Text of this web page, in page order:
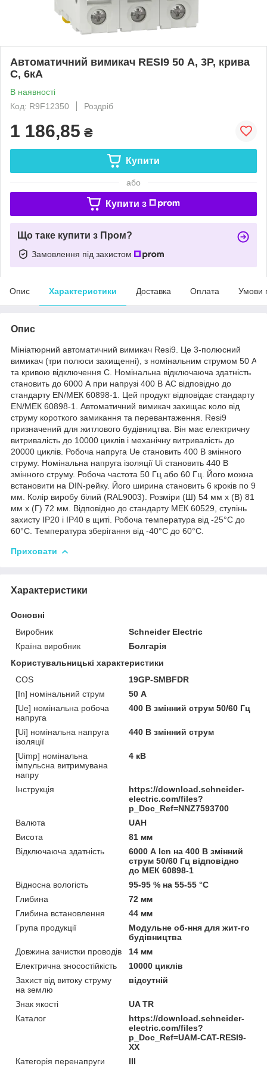
Автоматичний вимикач RESI9 50 А, 3P, крива
С, 6кА
В наявності
Код: R9F12350
Роздріб
1 186,85 ₴
Купити
або
Купити з
Що таке купити з Пром?
Замовлення під захистом
Опис Характеристики Доставка Оплата Умови
Опис
Мініатюрний автоматичний вимикач Resi9. Це 3-полюсний
вимикач (три полюси захищенні), з номінальним струмом 50 A
та кривою відключення С. Номінальна відключаюча здатність
становить до 6000 А при напрузі 400 В АС відповідно до
стандарту EN/МЕК 60898-1. Цей продукт відповідає стандарту
EN/МЕК 60898-1. Автоматичний вимикач захищає коло від
струму короткого замикання та перевантаження. Resi9
призначений для житлового будівництва. Він має електричну
витривалість до 10000 циклів і механічну витривалість до
20000 циклів. Робоча напруга Ue становить 400 В змінного
струму. Номінальна напруга ізоляції Ui становить 440 В
змінного струму. Робоча частота 50 Гц або 60 Гц. Його можна
встановити на DIN-рейку. Його ширина становить 6 кроків по 9
мм. Колір виробу білий (RAL9003). Розміри (Ш) 54 мм х (В) 81
мм х (Г) 72 мм. Відповідно до стандарту МЕК 60529, ступінь
захисту IP20 і IP40 в щиті. Робоча температура від -25°C до
60°C. Температура зберігання від -40°C до 60°C.
Приховати
Характеристики
Основні
Виробник
Schneider Electric
Країна виробник
Болгарія
Користувальницькі характеристики
COS
19GP-SMBFDR
[In] номінальний струм
50 А
[Ue] номінальна робоча
напруга
400 В змінний струм 50/60 Гц
[Ui] номінальна напруга
ізоляції
440 В змінний струм
[Uimp] номінальна
імпульсна витримувана
напру
4 кВ
Інструкція
https://download.schneider-
electric.com/files?
p_Doc_Ref=NNZ7593700
Валюта
UAH
Висота
81 мм
Відключаюча здатність
6000 А Icn на 400 В змінний
струм 50/60 Гц відповідно
до МЕК 60898-1
Відносна вологість
95-95 % на 55-55 °C
Глибина
72 мм
Глибина встановлення
44 мм
Група продукції
Модульне об-ння для жит-го
будівництва
Довжина зачистки проводів
14 мм
Електрична зносостійкість
10000 циклів
Захист від витоку струму
на землю
відсутній
Знак якості
UA TR
Каталог
https://download.schneider-
electric.com/files?
p_Doc_Ref=UAM-CAT-RESI9-
XX
Категорія перенапруги
ІІІ